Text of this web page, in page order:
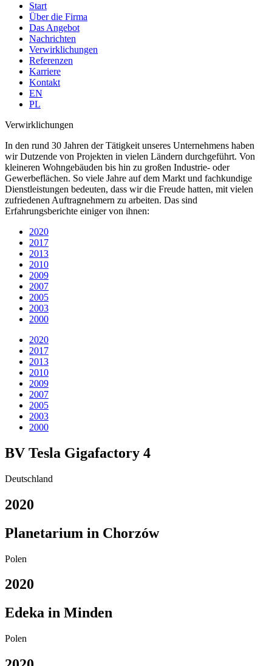
Start
Über die Firma
Das Angebot
Nachrichten
Verwirklichungen
Referenzen
Karriere
Kontakt
EN
PL
Verwirklichungen
In den rund 30 Jahren der Tätigkeit unseres Unternehmens haben
wir Dutzende von Projekten in vielen Ländern durchgeführt. Von
kleineren Wohngebäuden bis hin zu großen Industrie- oder
Gewerbeflächen. So viele Jahre auf dem Markt und fachkundige
Dienstleistungen bedeuten, dass wir die Freude hatten, mit vielen
zufriedenen Auftragnehmern zu arbeiten. Das sind
Erfahrungsberichte einiger von ihnen:
2020
2017
2013
2010
2009
2007
2005
2003
2000
2020
2017
2013
2010
2009
2007
2005
2003
2000
BV Tesla Gigafactory 4
Deutschland
2020
Planetarium in Chorzów
Polen
2020
Edeka in Minden
Polen